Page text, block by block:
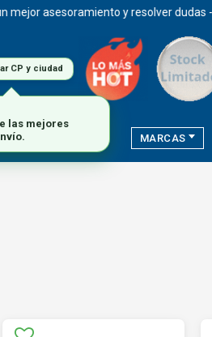
asesoramiento y resolver dudas -
CP y ciudad
MARCAS